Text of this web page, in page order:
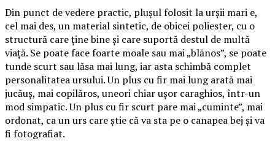
Din punct de vedere practic, plușul folosit la urșii mari e,
cel mai des, un material sintetic, de obicei poliester, cu o
structură care ține bine și care suportă destul de multă
viață. Se poate face foarte moale sau mai „blănos”, se poate
tunde scurt sau lăsa mai lung, iar asta schimbă complet
personalitatea ursului. Un plus cu fir mai lung arată mai
jucăuș, mai copilăros, uneori chiar ușor caraghios, într-un
mod simpatic. Un plus cu fir scurt pare mai „cuminte”, mai
ordonat, ca un urs care știe că va sta pe o canapea bej și va
fi fotografiat.